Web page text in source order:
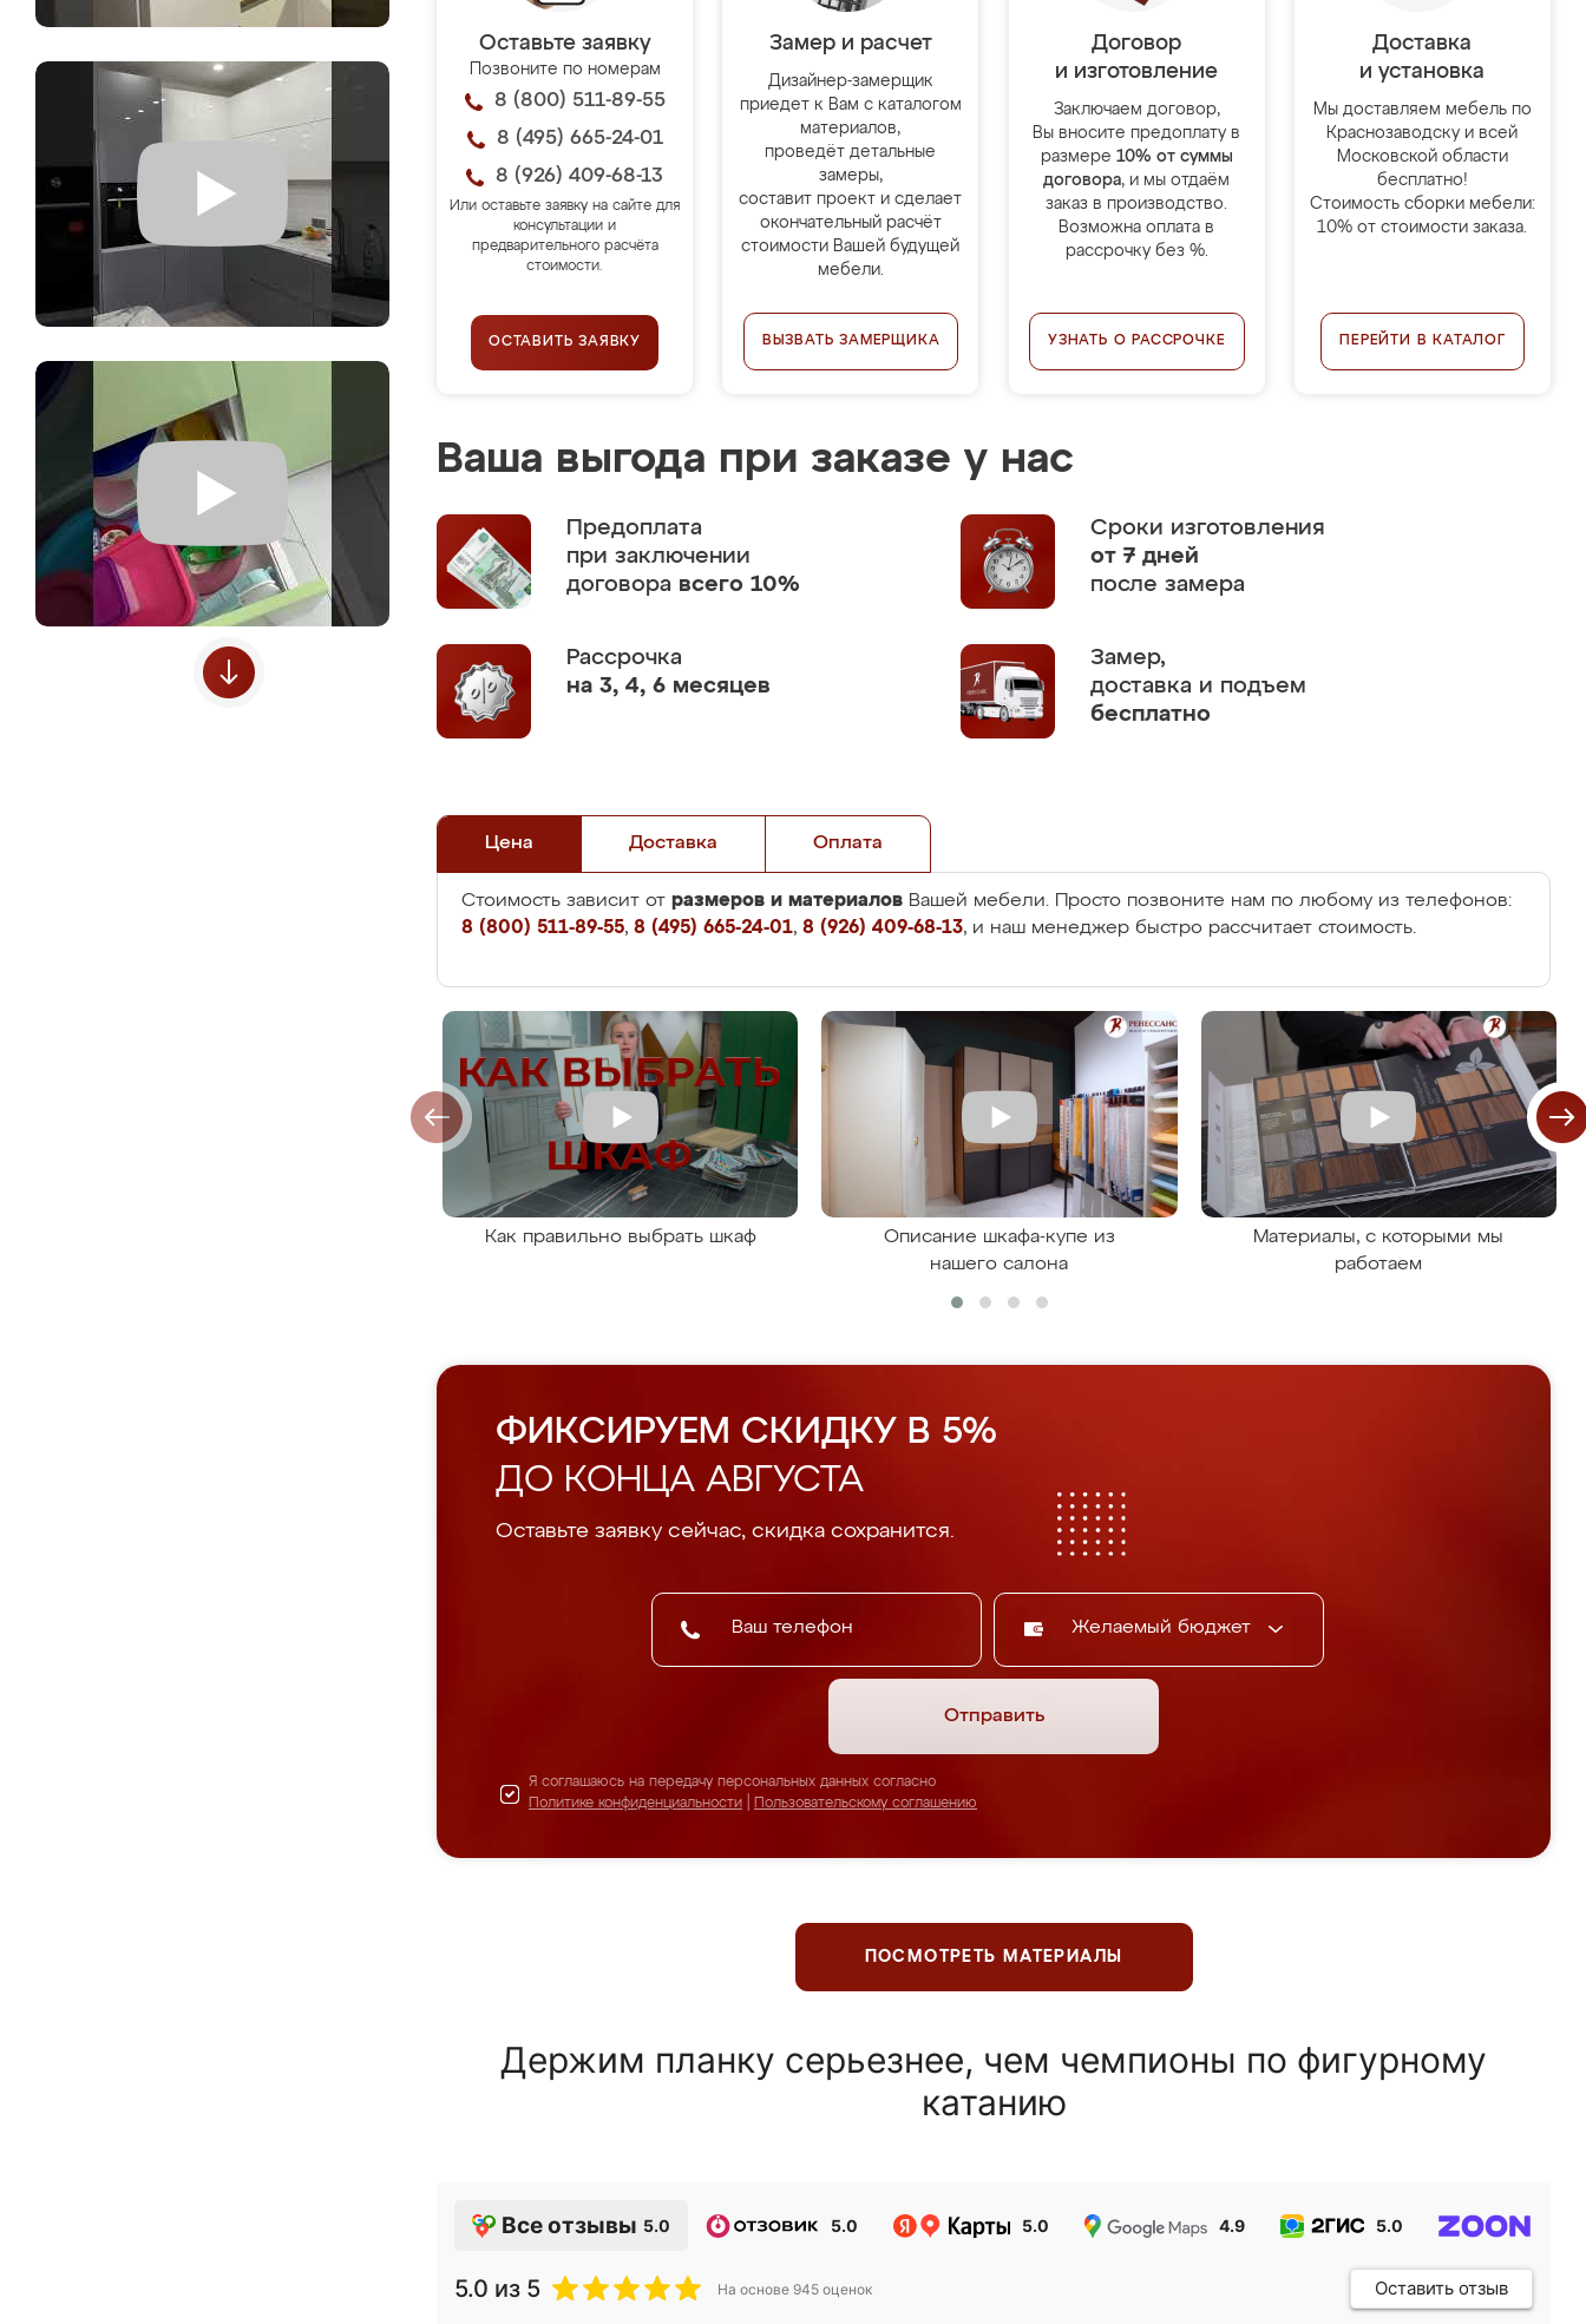
Оставьте заявку
Позвоните по номерам
8 (800) 511-89-55
8 (495) 665-24-01
8 (926) 409-68-13
Или оставьте заявку на сайте для
консультации и
предварительного расчёта
стоимости.
ОСТАВИТЬ ЗАЯВКУ
Замер и расчет
Дизайнер-замерщик
приедет к Вам с каталогом
материалов,
проведёт детальные
замеры,
составит проект и сделает
окончательный расчёт
стоимости Вашей будущей
мебели.
ВЫЗВАТЬ ЗАМЕРЩИКА
Договор
и изготовление
Заключаем договор,
Вы вносите предоплату в
размере 10% от суммы
договора, и мы отдаём
заказ в производство.
Возможна оплата в
рассрочку без %.
УЗНАТЬ О РАССРОЧКЕ
Доставка
и установка
Мы доставляем мебель по
Краснозаводску и всей
Московской области
бесплатно!
Стоимость сборки мебели:
10% от стоимости заказа.
ПЕРЕЙТИ В КАТАЛОГ
Ваша выгода при заказе у нас
Предоплата
при заключении
договора всего 10%
Сроки изготовления
от 7 дней
после замера
Рассрочка
на 3, 4, 6 месяцев
Замер,
доставка и подъем
бесплатно
Цена Доставка Оплата
Стоимость зависит от размеров и материалов Вашей мебели. Просто позвоните нам по любому из телефонов:
8 (800) 511-89-55, 8 (495) 665-24-01, 8 (926) 409-68-13, и наш менеджер быстро рассчитает стоимость.
Как правильно выбрать шкаф
Описание шкафа-купе из
нашего салона
Материалы, с которыми мы
работаем
ФИКСИРУЕМ СКИДКУ В 5%
ДО КОНЦА АВГУСТА
Оставьте заявку сейчас, скидка сохранится.
Желаемый бюджет
Отправить
Я соглашаюсь на передачу персональных данных согласно
Политике конфиденциальности
Пользовательскому соглашению
ПОСМОТРЕТЬ МАТЕРИАЛЫ
Держим планку серьезнее, чем чемпионы по фигурному
катанию
Все отзывы 5.0 5.0 5.0 4.9 5.0
5.0 из 5 На основе 945 оценок Оставить отзыв